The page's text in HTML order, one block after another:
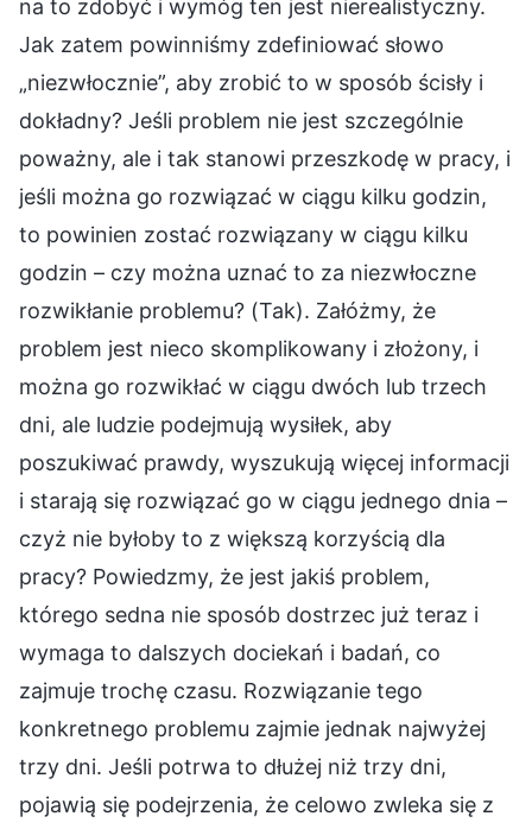
na to zdobyć i wymóg ten jest nierealistyczny.
Jak zatem powinniśmy zdefiniować słowo
„niezwłocznie”, aby zrobić to w sposób ścisły i
dokładny? Jeśli problem nie jest szczególnie
poważny, ale i tak stanowi przeszkodę w pracy, i
jeśli można go rozwiązać w ciągu kilku godzin,
to powinien zostać rozwiązany w ciągu kilku
godzin – czy można uznać to za niezwłoczne
rozwikłanie problemu? (Tak). Załóżmy, że
problem jest nieco skomplikowany i złożony, i
można go rozwikłać w ciągu dwóch lub trzech
dni, ale ludzie podejmują wysiłek, aby
poszukiwać prawdy, wyszukują więcej informacji
i starają się rozwiązać go w ciągu jednego dnia –
czyż nie byłoby to z większą korzyścią dla
pracy? Powiedzmy, że jest jakiś problem,
którego sedna nie sposób dostrzec już teraz i
wymaga to dalszych dociekań i badań, co
zajmuje trochę czasu. Rozwiązanie tego
konkretnego problemu zajmie jednak najwyżej
trzy dni. Jeśli potrwa to dłużej niż trzy dni,
pojawią się podejrzenia, że celowo zwleka się z